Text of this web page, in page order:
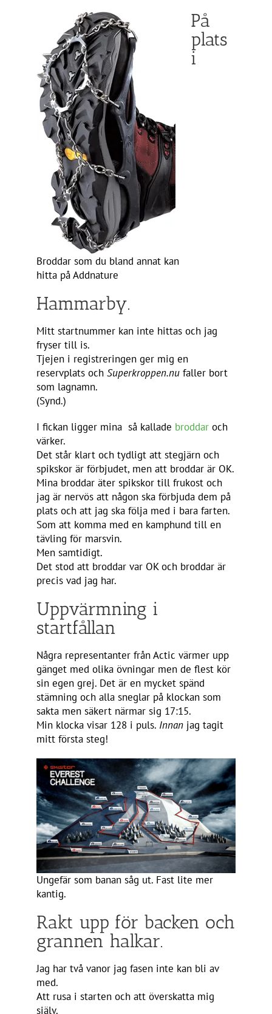
Broddar som du bland annat kan
hitta på Addnature
På
plats
i
Hammarby.
Mitt startnummer kan inte hittas och jag
fryser till is.
Tjejen i registreringen ger mig en
reservplats och Superkroppen.nu faller bort
som lagnamn.
(Synd.)
I fickan ligger mina så kallade broddar och
värker.
Det står klart och tydligt att stegjärn och
spikskor är förbjudet, men att broddar är OK.
Mina broddar äter spikskor till frukost och
jag är nervös att någon ska förbjuda dem på
plats och att jag ska följa med i bara farten.
Som att komma med en kamphund till en
tävling för marsvin.
Men samtidigt.
Det stod att broddar var OK och broddar är
precis vad jag har.
Uppvärmning i
startfållan
Några representanter från Actic värmer upp
gänget med olika övningar men de flest kör
sin egen grej. Det är en mycket spänd
stämning och alla sneglar på klockan som
sakta men säkert närmar sig 17:15.
Min klocka visar 128 i puls. Innan jag tagit
mitt första steg!
Ungefär som banan såg ut. Fast lite mer
kantig.
Rakt upp för backen och
grannen halkar.
Jag har två vanor jag fasen inte kan bli av
med.
Att rusa i starten och att överskatta mig
själv.